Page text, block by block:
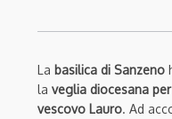
La basilica di Sanzeno
la veglia diocesana
vescovo Lauro. Ad